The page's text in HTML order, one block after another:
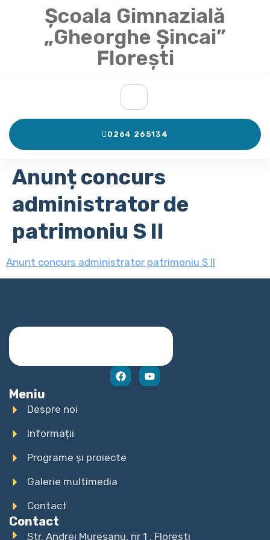
Școala Gimnazială
„Gheorghe Șincai”
Florești
0264 265134
Anunț concurs
administrator de
patrimoniu S II
Anunt concurs administrator patrimoniu S II
Meniu
Despre noi
Informații
Programe și proiecte
Galerie multimedia
Contact
Contact
Str. Andrei Mureșanu, nr 1 , Florești